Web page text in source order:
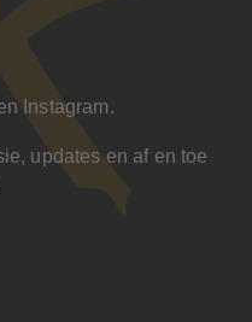
Instagram.
updates en af en toe